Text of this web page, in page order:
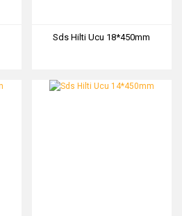
Sds Hilti Ucu 18*450mm